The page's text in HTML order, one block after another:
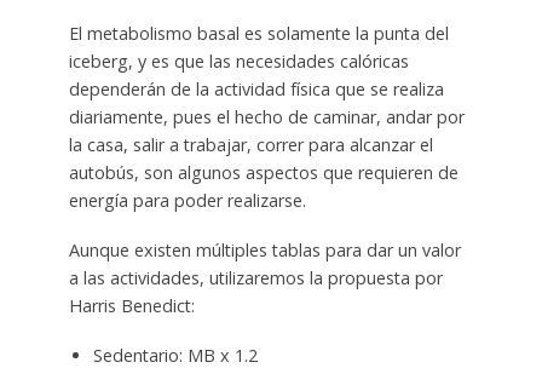
El metabolismo basal es solamente la punta del
iceberg, y es que las necesidades calóricas
dependerán de la actividad física que se realiza
diariamente, pues el hecho de caminar, andar por
la casa, salir a trabajar, correr para alcanzar el
autobús, son algunos aspectos que requieren de
energía para poder realizarse.
Aunque existen múltiples tablas para dar un valor
a las actividades, utilizaremos la propuesta por
Harris Benedict:
Sedentario: MB x 1.2